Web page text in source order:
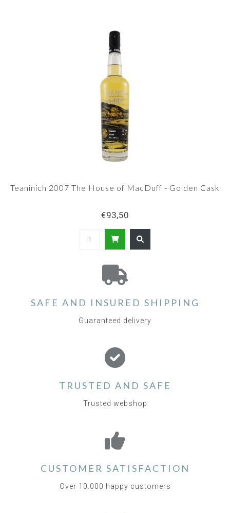
malt en blended Scotch whisky uit.
Teaninich 2007 The House of MacDuff - Golden Cask
€93,50
SAFE AND INSURED SHIPPING
Guaranteed delivery
TRUSTED AND SAFE
Trusted webshop
CUSTOMER SATISFACTION
Over 10.000 happy customers